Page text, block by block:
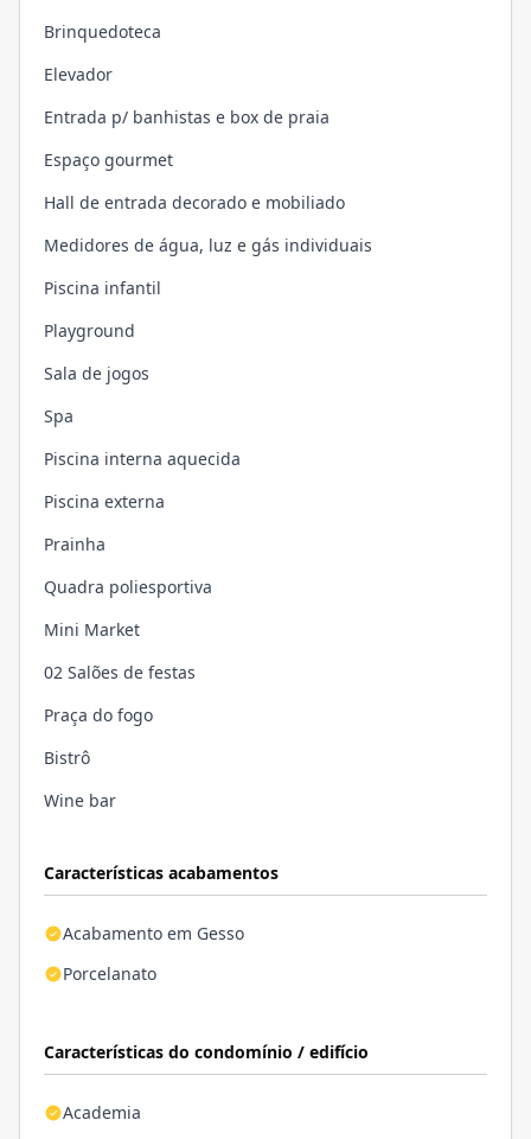
Características acabamentos
Acabamento em Gesso
Porcelanato
Características do condomínio / edifício
Academia
Brinquedoteca
Elevador
Entrada p/ banhistas e box de praia
Espaço gourmet
Hall de entrada decorado e mobiliado
Medidores de água, luz e gás individuais
Piscina infantil
Playground
Sala de jogos
Spa
Piscina interna aquecida
Piscina externa
Prainha
Quadra poliesportiva
Mini Market
02 Salões de festas
Praça do fogo
Bistrô
Wine bar